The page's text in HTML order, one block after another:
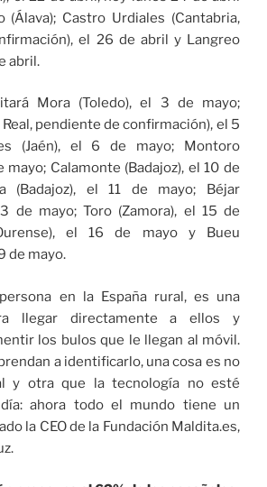
Castro Urdiales (Cantabria,
el 26 de abril y Langreo
abril.
Mora (Toledo), el 3 de mayo;
pendiente de confirmación), el 5
(Jaén), el 6 de mayo; Montoro
mayo; Calamonte (Badajoz), el 10 de
(Badajoz), el 11 de mayo; Béjar
de mayo; Toro (Zamora), el 15 de
el 16 de mayo y Bueu
de mayo.
en la España rural, es una
llegar directamente a ellos y
los bulos que le llegan al móvil.
a identificarlo, una cosa es no
y otra que la tecnología no esté
ahora todo el mundo tiene un
la CEO de la Fundación Maldita.es,